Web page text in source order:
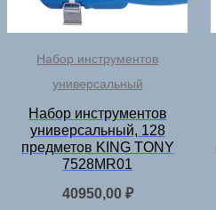
Набор инструментов
универсальный
Набор инструментов
универсальный, 128
предметов KING TONY
7528MR01
40950,00 ₽